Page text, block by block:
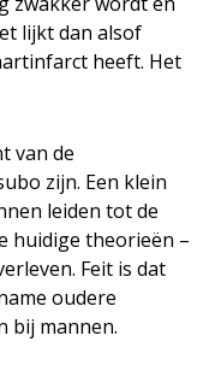
lijkt dan alsof
heeft. Het
van de
zijn. Een klein
leiden tot de
huidige theorieën –
Feit is dat
oudere
bij mannen.